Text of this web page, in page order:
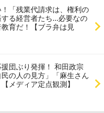
「残業代請求は、権利の
る経営者たち...必要なの
育だ！【ブラ弁は見
団ぶり発揮！ 和田政宗
の人の見方」「麻生さん
メディア定点観測】